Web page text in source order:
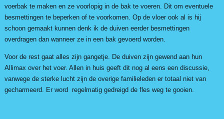
voerbak te maken en ze voorlopig in de bak te voeren. Dit om eventuele
besmettingen te beperken of te voorkomen. Op de vloer ook al is hij
schoon gemaakt kunnen denk ik de duiven eerder besmettingen
overdragen dan wanneer ze in een bak gevoerd worden.
Voor de rest gaat alles zijn gangetje. De duiven zijn gewend aan hun
Allimax over het voer. Allen in huis geeft dit nog al eens een discussie,
vanwege de sterke lucht zijn de overige familieleden er totaal niet van
gecharmeerd. Er word regelmatig gedreigd de fles weg te gooien.